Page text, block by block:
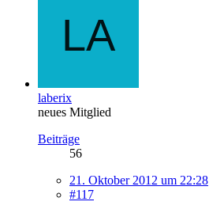
laberix
neues Mitglied
Beiträge
56
21. Oktober 2012 um 22:28
#117